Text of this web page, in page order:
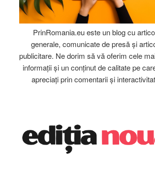
PrinRomania.eu este un blog cu
generale, comunicate de presă și
publicitare. Ne dorim să vă oferim cele
informații și un conținut de calitate pe
apreciați prin comentarii și